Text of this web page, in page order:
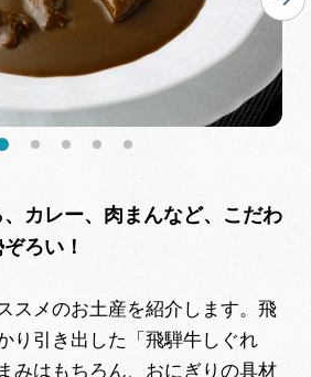
カレー、肉まんなど、こだわ
ろい！
スメのお土産を紹介します。飛
り引き出した「飛騨牛しぐれ
みはもちろん、おにぎりの具材